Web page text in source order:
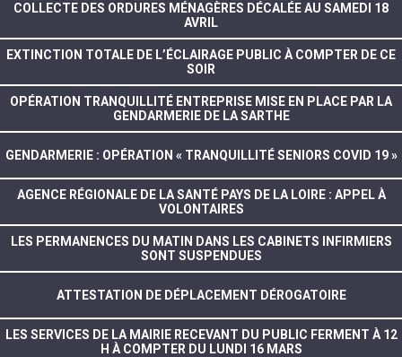
COLLECTE DES ORDURES MÉNAGÈRES DÉCALÉE AU SAMEDI 18
AVRIL
EXTINCTION TOTALE DE L’ÉCLAIRAGE PUBLIC À COMPTER DE CE
SOIR
OPÉRATION TRANQUILLITÉ ENTREPRISE MISE EN PLACE PAR LA
GENDARMERIE DE LA SARTHE
GENDARMERIE : OPÉRATION « TRANQUILLITÉ SENIORS COVID 19 »
AGENCE RÉGIONALE DE LA SANTÉ PAYS DE LA LOIRE : APPEL À
VOLONTAIRES
LES PERMANENCES DU MATIN DANS LES CABINETS INFIRMIERS
SONT SUSPENDUES
ATTESTATION DE DÉPLACEMENT DÉROGATOIRE
LES SERVICES DE LA MAIRIE RECEVANT DU PUBLIC FERMENT À 12
H À COMPTER DU LUNDI 16 MARS